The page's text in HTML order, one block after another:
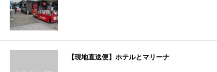
【現地直送便】ホテルとマリーナ